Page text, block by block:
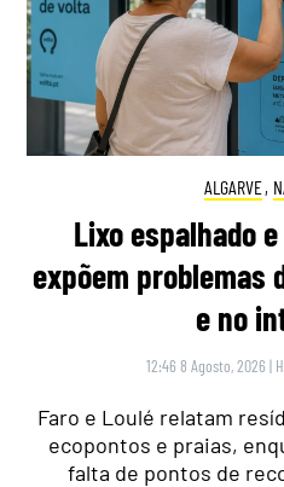
ALGARVE,
Lixo espalhado
expõem problemas
e no
12:46 8 Agosto, 2026 |
Faro e Loulé relatam
ecopontos e praias,
falta de pontos de